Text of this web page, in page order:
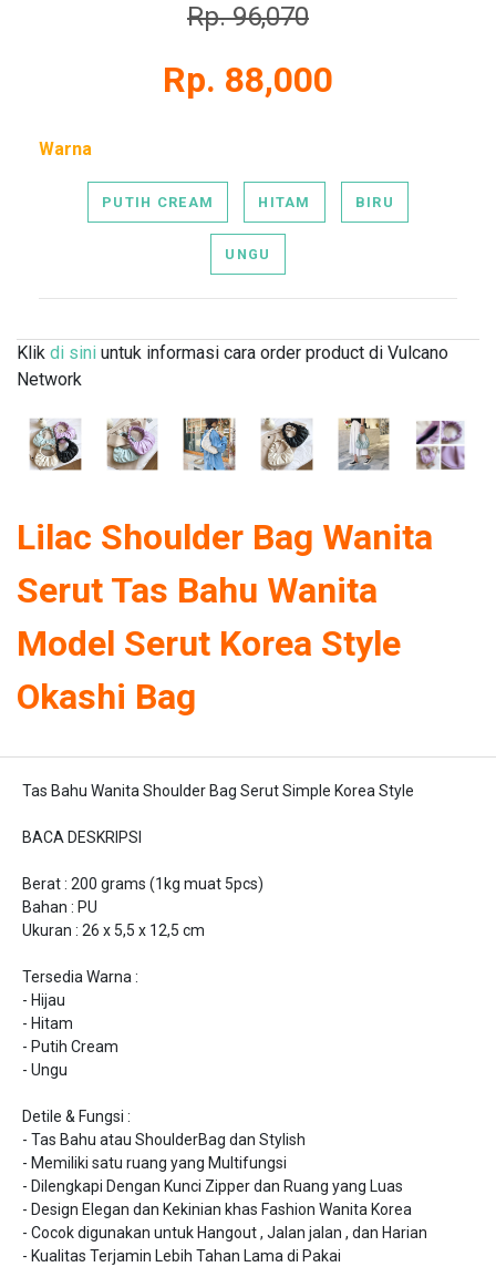
Rp. 96,070
Rp. 88,000
Warna
PUTIH CREAM HITAM BIRU
UNGU
Klik di sini untuk informasi cara order product di Vulcano
Network
Lilac Shoulder Bag Wanita
Serut Tas Bahu Wanita
Model Serut Korea Style
Okashi Bag
Tas Bahu Wanita Shoulder Bag Serut Simple Korea Style
BACA DESKRIPSI
Berat : 200 grams (1kg muat 5pcs)
Bahan : PU
Ukuran : 26 x 5,5 x 12,5 cm
Tersedia Warna :
- Hijau
- Hitam
- Putih Cream
- Ungu
Detile & Fungsi :
- Tas Bahu atau ShoulderBag dan Stylish
- Memiliki satu ruang yang Multifungsi
- Dilengkapi Dengan Kunci Zipper dan Ruang yang Luas
- Design Elegan dan Kekinian khas Fashion Wanita Korea
- Cocok digunakan untuk Hangout , Jalan jalan , dan Harian
- Kualitas Terjamin Lebih Tahan Lama di Pakai